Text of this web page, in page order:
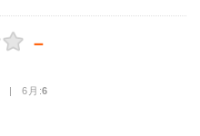
－
| 6月:6